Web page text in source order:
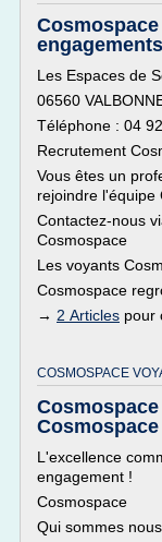
Les Espaces de
06560
Téléphone : 04
Recrutement
Vous êtes un
rejoindre l'équipe
Contactez-nous
Cosmospace
Les voyants
Cosmospace
→ 2 Articles pour
COSMOSPACE
Cosmospace
Cosmospace
L'excellence
engagement !
Cosmospace
Qui sommes